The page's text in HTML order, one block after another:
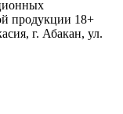
продукции 18+
г. Абакан, ул.